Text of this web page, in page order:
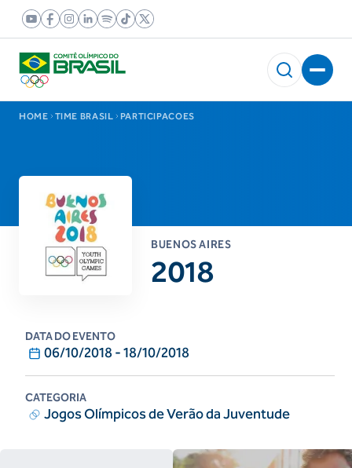
HOME TIME BRASIL PARTICIPACOES
BUENOS AIRES
2018
DATA DO EVENTO
06/10/2018-18/10/2018
CATEGORIA
Jogos Olímpicos de Verão da Juventude